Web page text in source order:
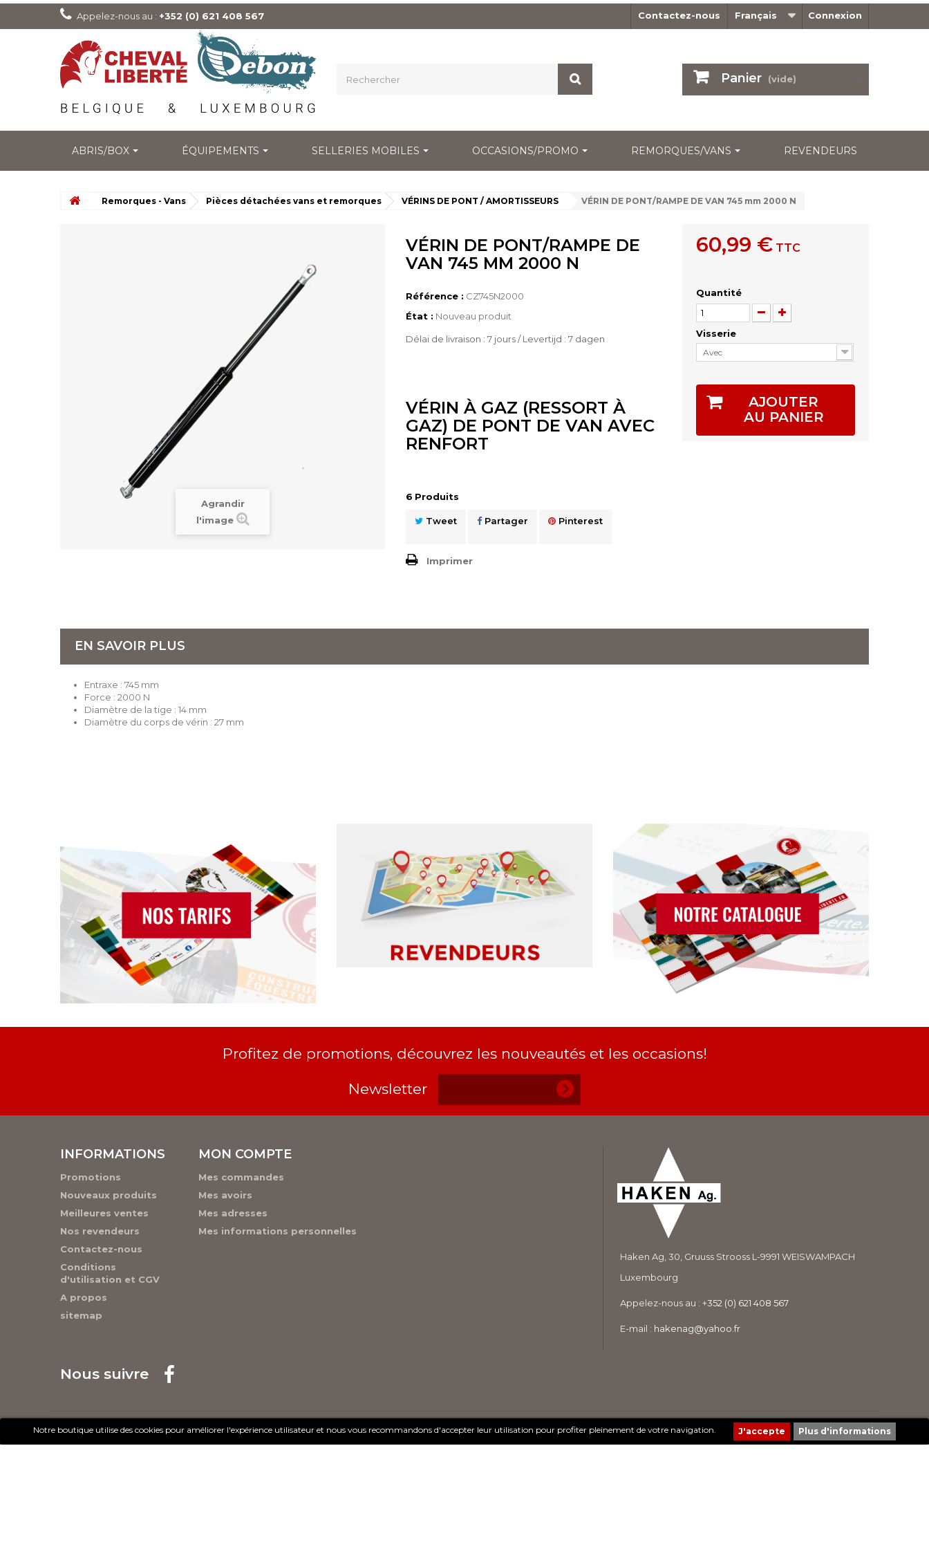
Connexion
Français
Contactez-nous
Appelez-nous au : +352 (0) 621 408 567
Panier (vide)
Notre boutique utilise des cookies pour améliorer l'expérience utilisateur et nous vous recommandons d'accepter leur utilisation pour profiter pleinement de votre navigation. Plus d'informations
ABRIS/BOX ÉQUIPEMENTS SELLERIES MOBILES OCCASIONS/PROMO REMORQUES/VANS REVENDEURS
Remorques - Vans Pièces détachées vans et remorques VÉRINS DE PONT / AMORTISSEURS VÉRIN DE PONT/RAMPE DE VAN 745 mm 2000 N
Agrandir
l'image
VÉRIN DE PONT/RAMPE DE
VAN 745 MM 2000 N
Référence : CZ745N2000
État : Nouveau produit
Délai de livraison : 7 jours / Levertijd : 7 dagen
VÉRIN À GAZ (RESSORT À
GAZ) DE PONT DE VAN AVEC
RENFORT
6 Produits
Tweet Partager Pinterest
Imprimer
60,99 €TTC
Quantité
Visserie
Avec
AJOUTER
AU PANIER
EN SAVOIR PLUS
Entraxe : 745 mm
Force : 2000 N
Diamètre de la tige : 14 mm
Diamètre du corps de vérin : 27 mm
Profitez de promotions, découvrez les nouveautés et les occasions!
Newsletter
INFORMATIONS
Promotions
Nouveaux produits
Meilleures ventes
Nos revendeurs
Contactez-nous
Conditions
d'utilisation et CGV
A propos
sitemap
MON COMPTE
Mes commandes
Mes avoirs
Mes adresses
Mes informations personnelles
Haken Ag, 30, Gruuss Strooss L-9991 WEISWAMPACH
Luxembourg
Appelez-nous au :+352 (0) 621 408 567
E-mail : hakenag@yahoo.fr
Nous suivre
Création de sites Internet | ProduWeb